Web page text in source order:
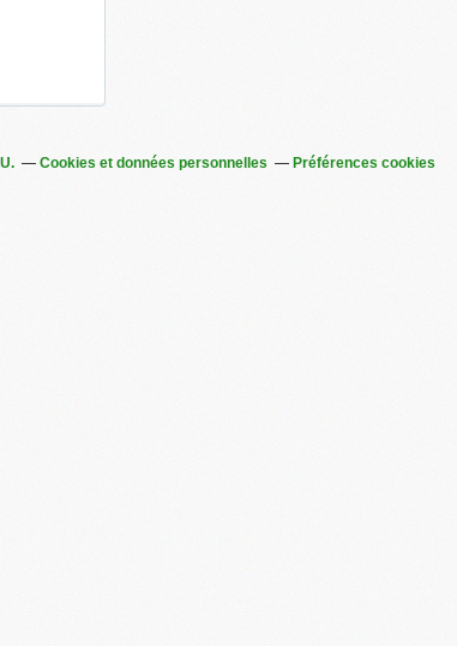
Cookies et données personnelles Préférences cookies